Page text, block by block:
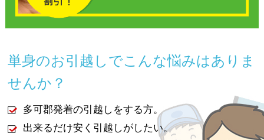
単身のお引越しでこんな悩みはありま
せんか？
多可郡発着の引越しをする方。
出来るだけ安く引越しがしたい。